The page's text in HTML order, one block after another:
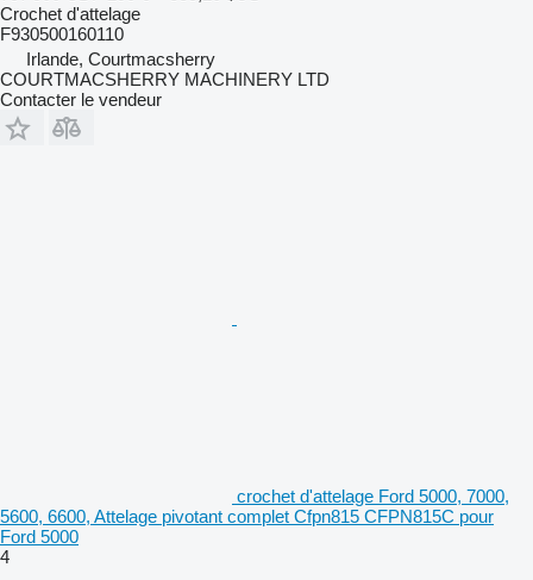
Crochet d'attelage
F930500160110
Irlande, Courtmacsherry
COURTMACSHERRY MACHINERY LTD
Contacter le vendeur
crochet d'attelage Ford 5000, 7000,
5600, 6600, Attelage pivotant complet Cfpn815 CFPN815C pour
Ford 5000
4